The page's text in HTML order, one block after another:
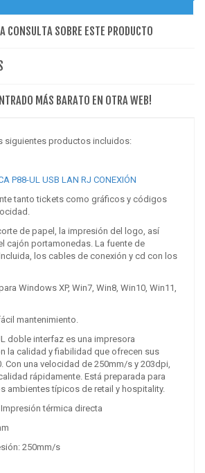
CONSULTA SOBRE ESTE PRODUCTO
MÁS BARATO EN OTRA WEB!
siguientes productos incluidos:
P88-UL USB LAN RJ CONEXIÓN
tanto tickets como gráficos y códigos
de papel, la impresión del logo, así
cajón portamonedas. La fuente de
los cables de conexión y cd con los
Windows XP, Win7, Win8, Win10, Win11,
mantenimiento.
doble interfaz es una impresora
la calidad y fiabilidad que ofrecen sus
Con una velocidad de 250mm/s y 203dpi,
rápidamente. Está preparada para
ambientes típicos de retail y hospitality.
térmica directa
250mm/s